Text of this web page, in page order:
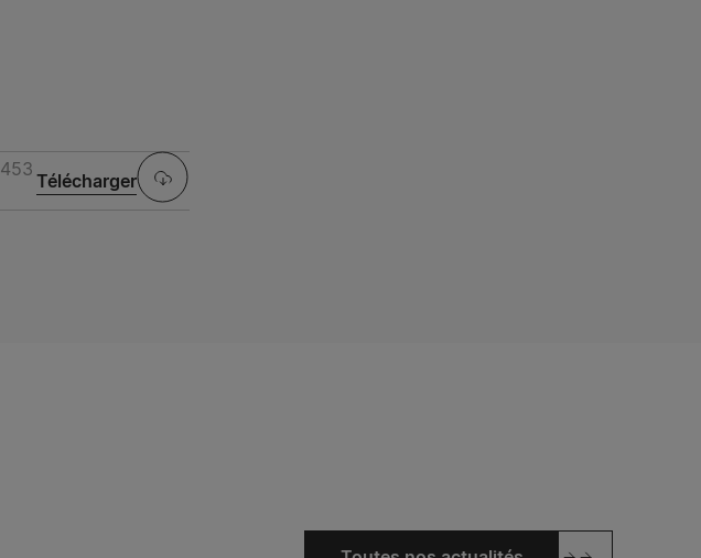
453
Télécharger